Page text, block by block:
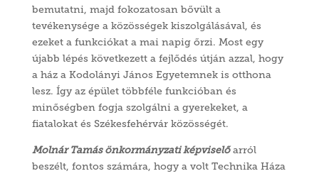
bemutatni, majd fokozatosan bővült a
tevékenysége a közösségek kiszolgálásával, és
ezeket a funkciókat a mai napig őrzi. Most egy
újabb lépés következett a fejlődés útján azzal, hogy
a ház a Kodolányi János Egyetemnek is otthona
lesz. Így az épület többféle funkcióban és
minőségben fogja szolgálni a gyerekeket, a
fiatalokat és Székesfehérvár közösségét.
Molnár Tamás önkormányzati képviselőarról
beszélt, fontos számára, hogy a volt Technika Háza